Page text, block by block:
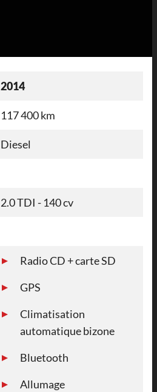
2014
117 400 km
Diesel
2.0 TDI - 140 cv
Radio CD + carte SD
GPS
Climatisation
automatique bizone
Bluetooth
Allumage